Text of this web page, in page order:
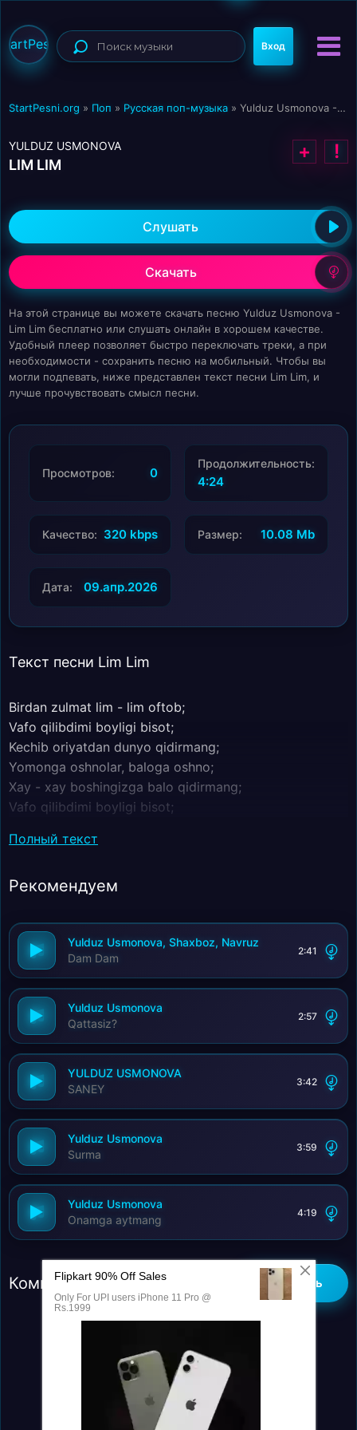
Вход
StartPesni.org » Поп » Русская поп-музыка » Yulduz Usmonova - Lim Lim
YULDUZ USMONOVA
LIM LIM
+ !
Слушать
Скачать
На этой странице вы можете скачать песню Yulduz Usmonova -
Lim Lim бесплатно или слушать онлайн в хорошем качестве.
Удобный плеер позволяет быстро переключать треки, а при
необходимости - сохранить песню на мобильный. Чтобы вы
могли подпевать, ниже представлен текст песни Lim Lim, и
лучше прочувствовать смысл песни.
Просмотров: 0
Продолжительность:
4:24
Качество: 320 kbps Размер: 10.08 Mb
Дата: 09.апр.2026
Текст песни Lim Lim
Birdan zulmat lim - lim oftob;
Vafo qilibdimi boyligi bisot;
Kechib oriyatdan dunyo qidirmang;
Yomonga oshnolar, baloga oshno;
Xay - xay boshingizga balo qidirmang;
Vafo qilibdimi boyligi bisot;
Yomonga oshnolar, baloga oshno;
Lim - lim daryo, lim - lim dunyo;
Lim - lim sharob, lim - lim azob;
Birdan zulmat lim - lim oftob;
Lim - lim daryo, lim - lim dunyo;
Lim - lim so'zlar, qalbdan toshar.
Полный текст
Рекомендуем
Yulduz Usmonova, Shaxboz, Navruz
Dam Dam
2:41
Yulduz Usmonova
Qattasiz?
2:57
YULDUZ USMONOVA
SANEY
3:42
Yulduz Usmonova
Surma
3:59
Yulduz Usmonova
Onamga aytmang
4:19
Комментарии (0) Добавить